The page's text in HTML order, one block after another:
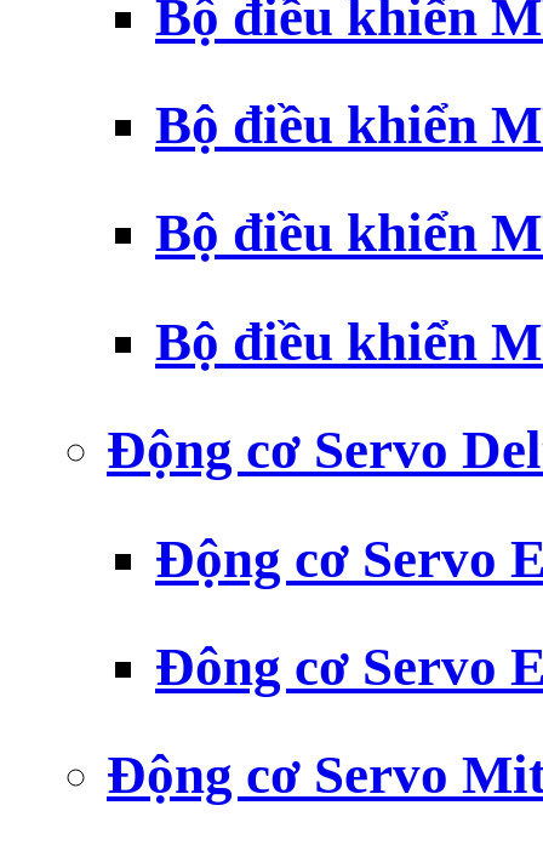
Bộ điều khiển
Bộ điều khiển
Bộ điều khiển
Bộ điều khiển
Động cơ Servo
Động cơ Servo
Đông cơ Servo
Động cơ Servo